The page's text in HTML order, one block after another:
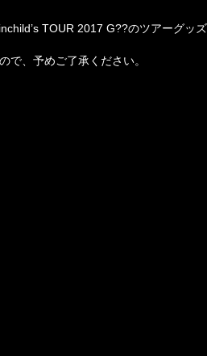
TOUR 2017 G??のツアーグッズ
、予めご了承ください。